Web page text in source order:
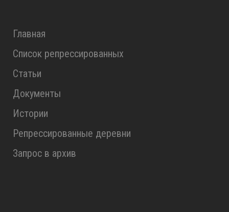
Главная
Список репрессированных
Статьи
Документы
Истории
Репрессированные деревни
Запрос в архив